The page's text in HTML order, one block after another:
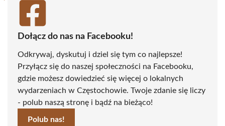
Dołącz do nas na Facebooku!
Odkrywaj, dyskutuj i dziel się tym co najlepsze!
Przyłącz się do naszej społeczności na Facebooku,
gdzie możesz dowiedzieć się więcej o lokalnych
wydarzeniach w Częstochowie. Twoje zdanie się liczy
- polub naszą stronę i bądź na bieżąco!
Polub nas!